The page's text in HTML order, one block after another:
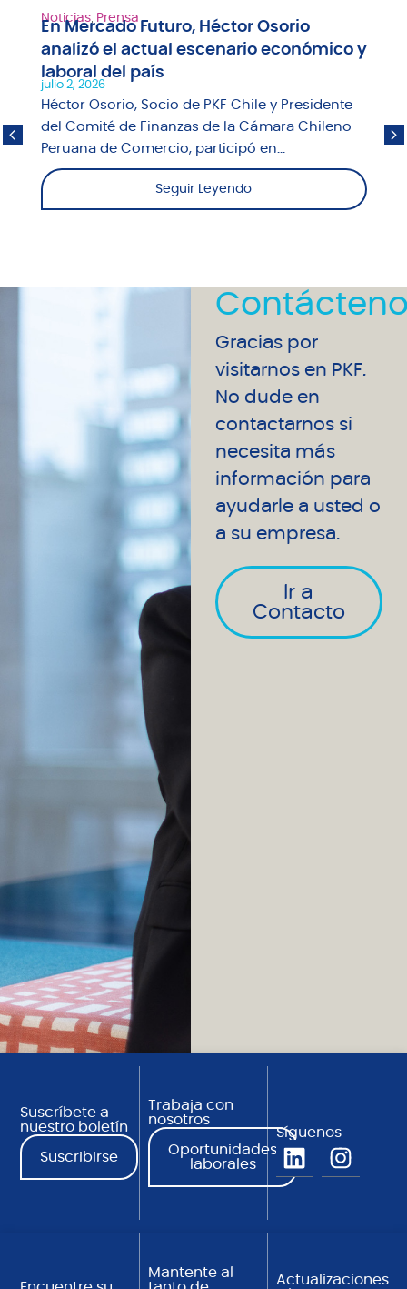
Noticias, Prensa
En Mercado Futuro, Héctor Osorio
analizó el actual escenario económico y
laboral del país
julio 2, 2026
Héctor Osorio, Socio de PKF Chile y Presidente
del Comité de Finanzas de la Cámara Chileno-
Peruana de Comercio, participó en...
Seguir Leyendo
Gracias por
visitarnos en PKF.
No dude en
contactarnos si
necesita más
información para
ayudarle a usted o
a su empresa.
Ir a
Contacto
Suscríbete a
nuestro boletín
Suscribirse
Trabaja con
nosotros
Oportunidades
laborales
Síguenos
Mantente al
Actualizaciones